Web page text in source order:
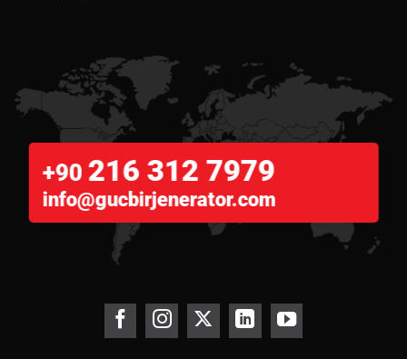
+90 216 312 7979
info@gucbirjenerator.com